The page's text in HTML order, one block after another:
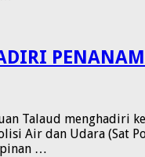
Talaud menghadiri
Air dan Udara (Sat
…